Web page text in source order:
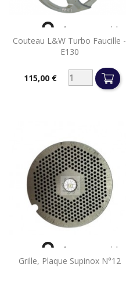
Couteau L&W Turbo Faucille -
E130
Prix115,00 €
 Aperçu rapide
Grille, Plaque Supinox N°12
 Aperçu rapide